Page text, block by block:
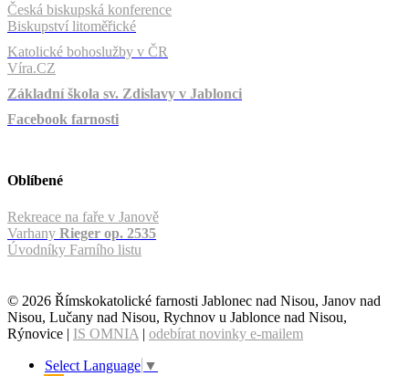
Česká biskupská konference
Biskupství litoměřické
Katolické bohoslužby v ČR
Víra.CZ
Základní škola sv. Zdislavy v Jablonci
Facebook farnosti
Oblíbené
Rekreace na faře v Janově
Varhany Rieger op. 2535
Úvodníky Farního listu
© 2026 Římskokatolické farnosti Jablonec nad Nisou, Janov nad
Nisou, Lučany nad Nisou, Rychnov u Jablonce nad Nisou,
Rýnovice | IS OMNIA | odebírat novinky e-mailem
Select Language ▼